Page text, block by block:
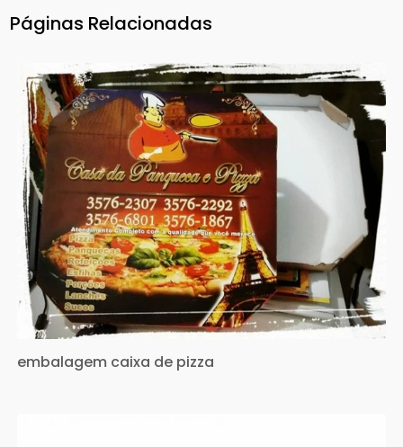
Páginas Relacionadas
embalagem caixa de pizza